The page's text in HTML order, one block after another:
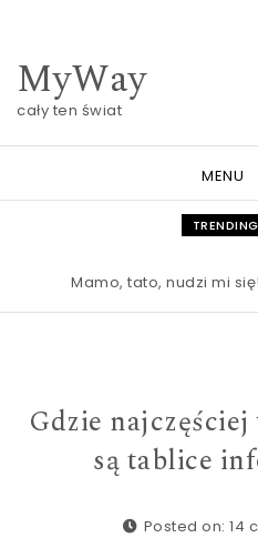
MyWay
cały ten świat
MENU
Mamo, tato, nudzi mi się!
Gdzie
są tablice
Posted on: 14